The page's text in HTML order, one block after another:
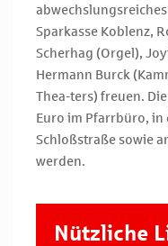
Sparkasse Koblenz,
Scherhag (Orgel),
Hermann Burck
Thea-ters) freuen.
Euro im Pfarrbüro, in
Schloßstraße sowie
werden.
Nützliche